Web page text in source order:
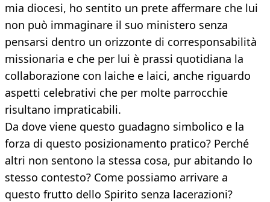
mia diocesi, ho sentito un prete affermare che lui
non può immaginare il suo ministero senza
pensarsi dentro un orizzonte di corresponsabilità
missionaria e che per lui è prassi quotidiana la
collaborazione con laiche e laici, anche riguardo
aspetti celebrativi che per molte parrocchie
risultano impraticabili.
Da dove viene questo guadagno simbolico e la
forza di questo posizionamento pratico? Perché
altri non sentono la stessa cosa, pur abitando lo
stesso contesto? Come possiamo arrivare a
questo frutto dello Spirito senza lacerazioni?